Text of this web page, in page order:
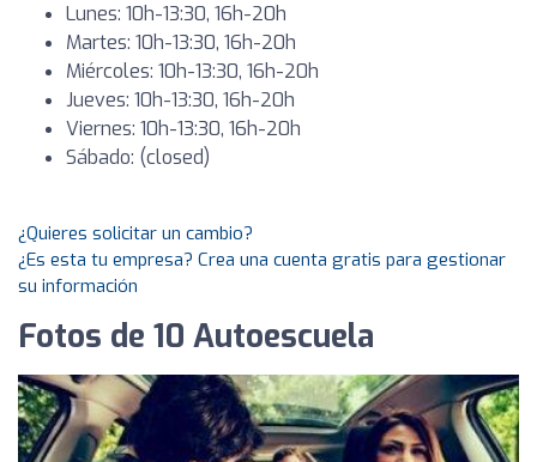
Lunes: 10h-13:30, 16h-20h
Martes: 10h-13:30, 16h-20h
Miércoles: 10h-13:30, 16h-20h
Jueves: 10h-13:30, 16h-20h
Viernes: 10h-13:30, 16h-20h
Sábado: (closed)
¿Quieres solicitar un cambio?
¿Es esta tu empresa? Crea una cuenta gratis para gestionar
su información
Fotos de 10 Autoescuela